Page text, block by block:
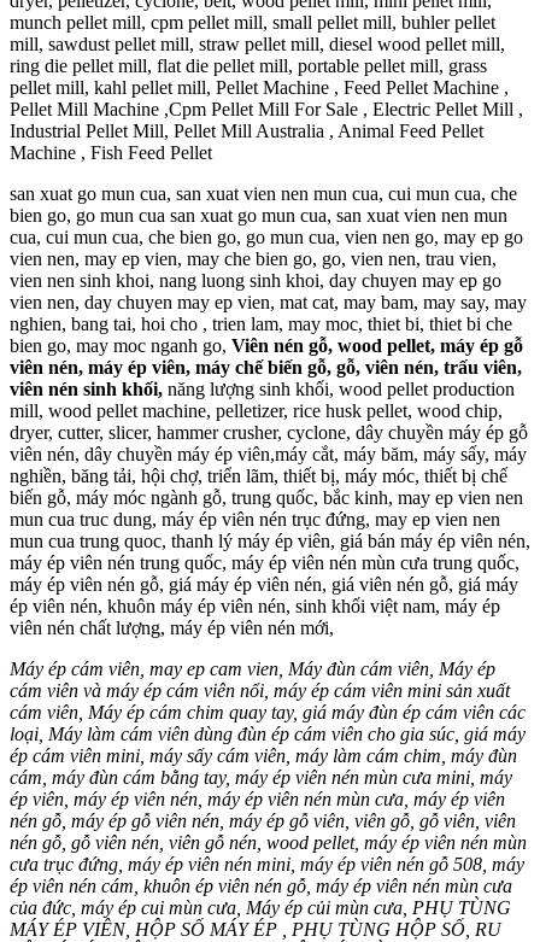
munch pellet mill, cpm pellet mill, small pellet mill, buhler pellet
mill, sawdust pellet mill, straw pellet mill, diesel wood pellet mill,
ring die pellet mill, flat die pellet mill, portable pellet mill, grass
pellet mill, kahl pellet mill, Pellet Machine , Feed Pellet Machine ,
Pellet Mill Machine ,Cpm Pellet Mill For Sale , Electric Pellet Mill ,
Industrial Pellet Mill, Pellet Mill Australia , Animal Feed Pellet
Machine , Fish Feed Pellet
san xuat go mun cua, san xuat vien nen mun cua, cui mun cua, che
bien go, go mun cua san xuat go mun cua, san xuat vien nen mun
cua, cui mun cua, che bien go, go mun cua, vien nen go, may ep go
vien nen, may ep vien, may che bien go, go, vien nen, trau vien,
vien nen sinh khoi, nang luong sinh khoi, day chuyen may ep go
vien nen, day chuyen may ep vien, mat cat, may bam, may say, may
nghien, bang tai, hoi cho , trien lam, may moc, thiet bi, thiet bi che
bien go, may moc nganh go, Viên nén gỗ, wood pellet, máy ép gỗ
viên nén, máy ép viên, máy chế biến gỗ, gỗ, viên nén, trấu viên,
viên nén sinh khối, năng lượng sinh khối, wood pellet production
mill, wood pellet machine, pelletizer, rice husk pellet, wood chip,
dryer, cutter, slicer, hammer crusher, cyclone, dây chuyền máy ép gỗ
viên nén, dây chuyền máy ép viên,máy cắt, máy băm, máy sấy, máy
nghiền, băng tải, hội chợ, triển lãm, thiết bị, máy móc, thiết bị chế
biến gỗ, máy móc ngành gỗ, trung quốc, bắc kinh, may ep vien nen
mun cua truc dung, máy ép viên nén trục đứng, may ep vien nen
mun cua trung quoc, thanh lý máy ép viên, giá bán máy ép viên nén,
máy ép viên nén trung quốc, máy ép viên nén mùn cưa trung quốc,
máy ép viên nén gỗ, giá máy ép viên nén, giá viên nén gỗ, giá máy
ép viên nén, khuôn máy ép viên nén, sinh khối việt nam, máy ép
viên nén chất lượng, máy ép viên nén mới,
Máy ép cám viên, may ep cam vien, Máy đùn cám viên, Máy ép
cám viên và máy ép cám viên nổi, máy ép cám viên mini sản xuất
cám viên, Máy ép cám chim quay tay, giá máy đùn ép cám viên các
loại, Máy làm cám viên dùng đùn ép cám viên cho gia súc, giá máy
ép cám viên mini, máy sấy cám viên, máy làm cám chim, máy đùn
cám, máy đùn cám bằng tay, máy ép viên nén mùn cưa mini, máy
ép viên, máy ép viên nén, máy ép viên nén mùn cưa, máy ép viên
nén gỗ, máy ép gỗ viên nén, máy ép gỗ viên, viên gỗ, gỗ viên, viên
nén gỗ, gỗ viên nén, viên gỗ nén, wood pellet, máy ép viên nén mùn
cưa trục đứng, máy ép viên nén mini, máy ép viên nén gỗ 508, máy
ép viên nén cám, khuôn ép viên nén gỗ, máy ép viên nén mùn cưa
của đức, máy ép cui mùn cưa, Máy ép củi mùn cưa, PHỤ TÙNG
MÁY ÉP VIÊN, HỘP SỐ MÁY ÉP , PHỤ TÙNG HỘP SỐ, RU